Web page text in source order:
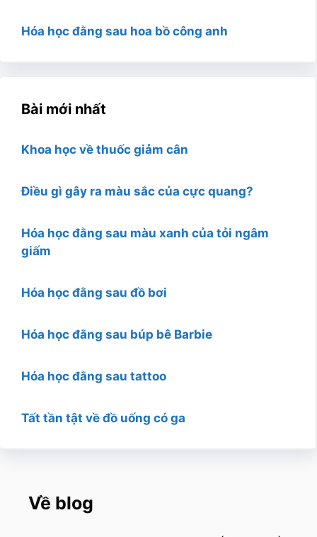
Hóa học đằng sau hoa bồ công anh
Bài mới nhất
Khoa học về thuốc giảm cân
Điều gì gây ra màu sắc của cực quang?
Hóa học đằng sau màu xanh của tỏi ngâm
giấm
Hóa học đằng sau đồ bơi
Hóa học đằng sau búp bê Barbie
Hóa học đằng sau tattoo
Tất tần tật về đồ uống có ga
Về blog